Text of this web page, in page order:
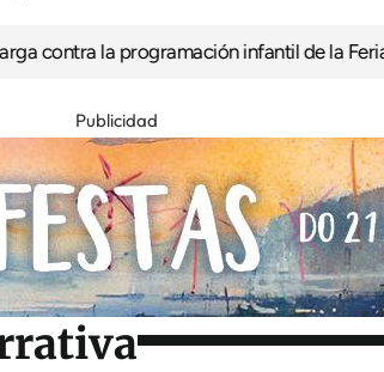
infantil de la Feria de la
Publicidad